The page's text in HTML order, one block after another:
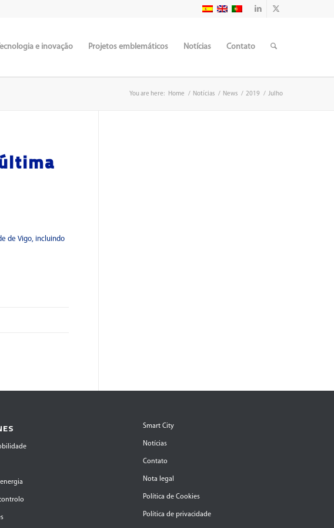
e inovação Projetos emblemáticos Notícias Contato
You are here: Home / Notícias / News / 2019 / Julho
de Vigo, incluindo
Smart City
Notícias
Contato
Nota legal
Política de Cookies
Política de privacidade